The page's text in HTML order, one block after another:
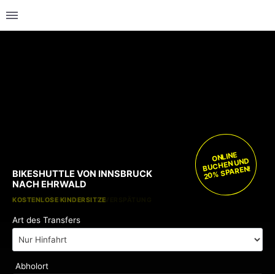
KOSTENLOSE KINDERSITZE
KEINE GEBÜHREN BEI FLUGVERSPÄTUNG
BIKESHUTTLE VON INNSBRUCK
NACH EHRWALD
ONLINE
BUCHEN UND
20% SPAREN!
Art des Transfers
Abholort